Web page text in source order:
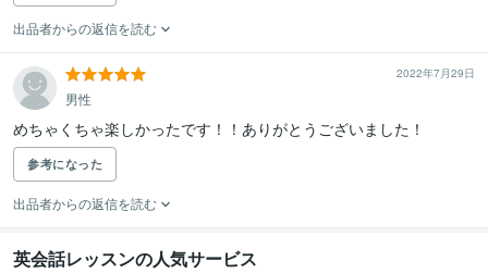
出品者からの返信を読む
2022年7月29日
男性
めちゃくちゃ楽しかったです！！ありがとうございました！
参考になった
出品者からの返信を読む
英会話レッスンの人気サービス